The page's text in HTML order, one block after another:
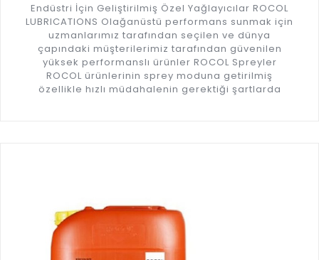
Endüstri İçin Geliştirilmiş Özel Yağlayıcılar ROCOL
LUBRICATIONS Olağanüstü performans sunmak için
uzmanlarımız tarafından seçilen ve dünya
çapındaki müşterilerimiz tarafından güvenilen
yüksek performanslı ürünler ROCOL Spreyler
ROCOL ürünlerinin sprey moduna getirilmiş
özellikle hızlı müdahalenin gerektiği şartlarda